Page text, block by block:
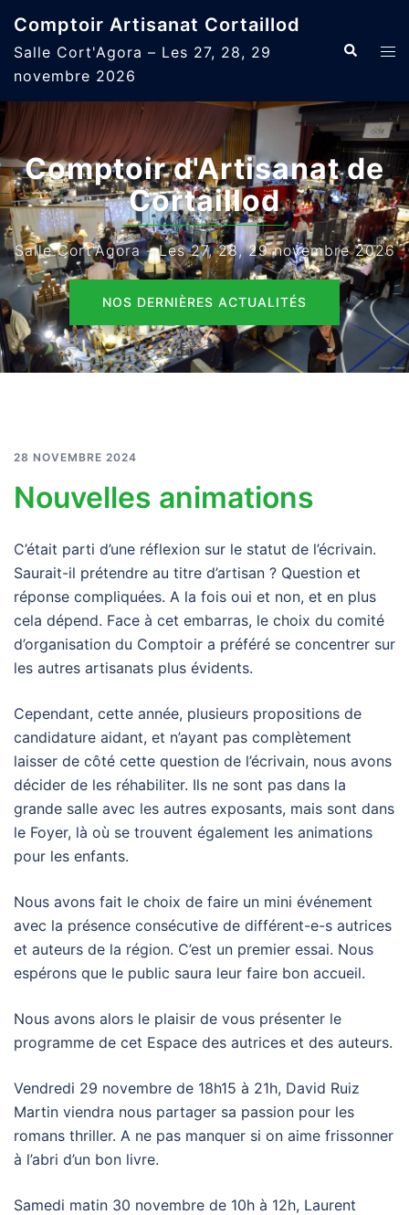
contenu
Comptoir Artisanat Cortaillod
Salle Cort'Agora – Les 27, 28, 29
novembre 2026
Comptoir d'Artisanat de
Cortaillod
Salle Cort'Agora - Les 27, 28, 29 novembre 2026
NOS DERNIÈRES ACTUALITÉS
28 NOVEMBRE 2024
Nouvelles animations
C’était parti d’une réflexion sur le statut de l’écrivain.
Saurait-il prétendre au titre d’artisan ? Question et
réponse compliquées. A la fois oui et non, et en plus
cela dépend. Face à cet embarras, le choix du comité
d’organisation du Comptoir a préféré se concentrer sur
les autres artisanats plus évidents.
Cependant, cette année, plusieurs propositions de
candidature aidant, et n’ayant pas complètement
laisser de côté cette question de l’écrivain, nous avons
décider de les réhabiliter. Ils ne sont pas dans la
grande salle avec les autres exposants, mais sont dans
le Foyer, là où se trouvent également les animations
pour les enfants.
Nous avons fait le choix de faire un mini événement
avec la présence consécutive de différent-e-s autrices
et auteurs de la région. C’est un premier essai. Nous
espérons que le public saura leur faire bon accueil.
Nous avons alors le plaisir de vous présenter le
programme de cet Espace des autrices et des auteurs.
Vendredi 29 novembre de 18h15 à 21h, David Ruiz
Martin viendra nous partager sa passion pour les
romans thriller. A ne pas manquer si on aime frissonner
à l’abri d’un bon livre.
Samedi matin 30 novembre de 10h à 12h, Laurent